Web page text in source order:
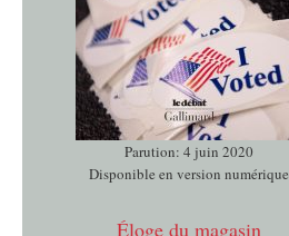
Parution: 4 juin 2020
Disponible en version numérique
Éloge du magasin